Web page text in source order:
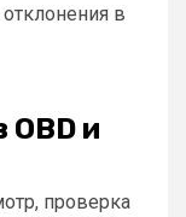
в
и
проверка